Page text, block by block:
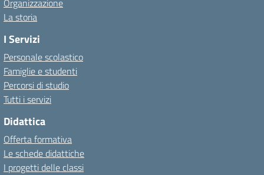
Organizzazione
La storia
I Servizi
Personale scolastico
Famiglie e studenti
Percorsi di studio
Tutti i servizi
Didattica
Offerta formativa
Le schede didattiche
I progetti delle classi